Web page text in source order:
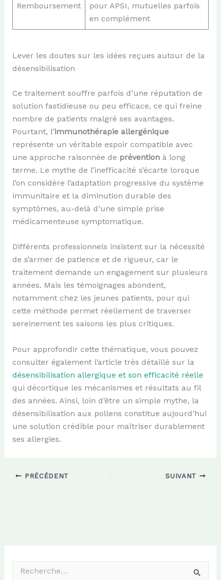
Remboursement
pour APSI, mutuelles parfois
en complément
Lever les doutes sur les idées reçues autour de la
désensibilisation
Ce traitement souffre parfois d’une réputation de
solution fastidieuse ou peu efficace, ce qui freine
nombre de patients malgré ses avantages.
Pourtant, l’immunothérapie allergénique
représente un véritable espoir compatible avec
une approche raisonnée de préventionà long
terme. Le mythe de l’inefficacité s’écarte lorsque
l’on considère l’adaptation progressive du système
immunitaire et la diminution durable des
symptômes, au-delà d’une simple prise
médicamenteuse symptomatique.
Différents professionnels insistent sur la nécessité
de s’armer de patience et de rigueur, car le
traitement demande un engagement sur plusieurs
années. Mais les témoignages abondent,
notamment chez les jeunes patients, pour qui
cette méthode permet réellement de traverser
sereinement les saisons les plus critiques.
Pour approfondir cette thématique, vous pouvez
consulter également l’article très détaillé sur la
désensibilisation allergique et son efficacité réelle
qui décortique les mécanismes et résultats au fil
des années. Ainsi, loin d’être un simple mythe, la
désensibilisation aux pollens constitue aujourd’hui
une solution crédible pour maîtriser durablement
ses allergies.
PRÉCÉDENT SUIVANT